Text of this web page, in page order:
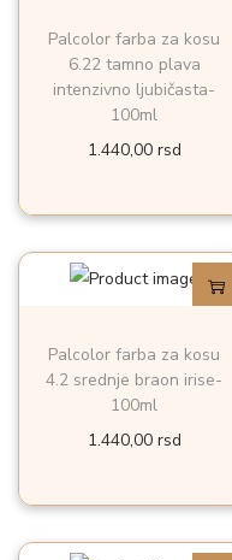
Palcolor farba za kosu
6.22 tamno plava
intenzivno ljubičasta-
100ml
1.440,00 rsd
Palcolor farba za kosu
4.2 srednje braon irise-
100ml
1.440,00 rsd